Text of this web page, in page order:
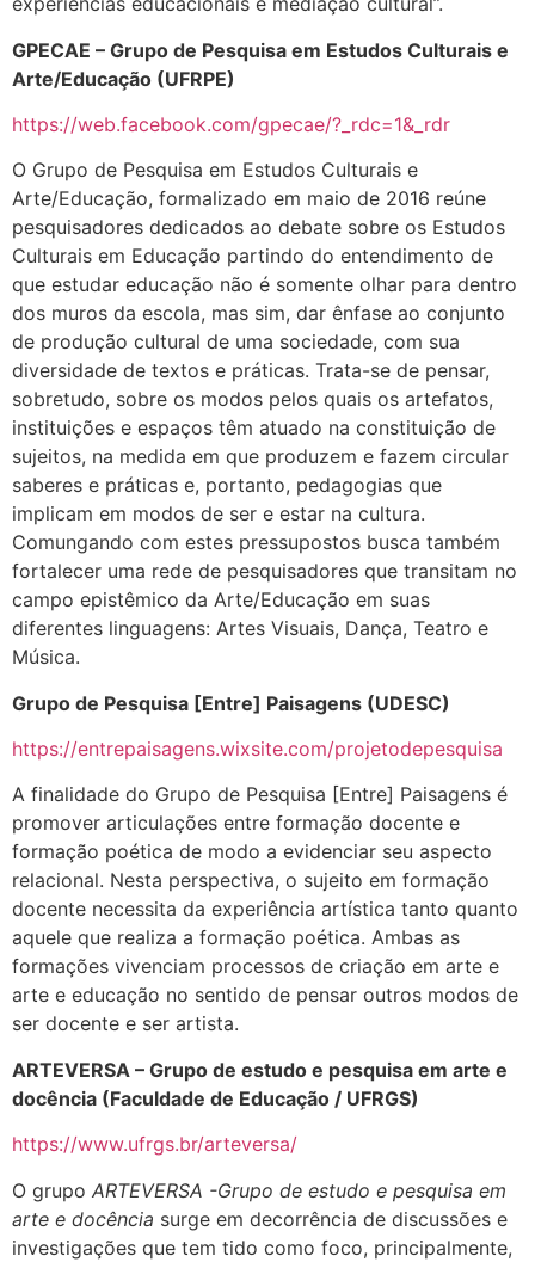
GPECAE – Grupo de Pesquisa em Estudos Culturais e
Arte/Educação (UFRPE)
https://web.facebook.com/gpecae/?_rdc=1&_rdr
O Grupo de Pesquisa em Estudos Culturais e
Arte/Educação, formalizado em maio de 2016 reúne
pesquisadores dedicados ao debate sobre os Estudos
Culturais em Educação partindo do entendimento de
que estudar educação não é somente olhar para dentro
dos muros da escola, mas sim, dar ênfase ao conjunto
de produção cultural de uma sociedade, com sua
diversidade de textos e práticas. Trata-se de pensar,
sobretudo, sobre os modos pelos quais os artefatos,
instituições e espaços têm atuado na constituição de
sujeitos, na medida em que produzem e fazem circular
saberes e práticas e, portanto, pedagogias que
implicam em modos de ser e estar na cultura.
Comungando com estes pressupostos busca também
fortalecer uma rede de pesquisadores que transitam no
campo epistêmico da Arte/Educação em suas
diferentes linguagens: Artes Visuais, Dança, Teatro e
Música.
Grupo de Pesquisa [Entre] Paisagens (UDESC)
https://entrepaisagens.wixsite.com/projetodepesquisa
A finalidade do Grupo de Pesquisa [Entre] Paisagens é
promover articulações entre formação docente e
formação poética de modo a evidenciar seu aspecto
relacional. Nesta perspectiva, o sujeito em formação
docente necessita da experiência artística tanto quanto
aquele que realiza a formação poética. Ambas as
formações vivenciam processos de criação em arte e
arte e educação no sentido de pensar outros modos de
ser docente e ser artista.
ARTEVERSA – Grupo de estudo e pesquisa em arte e
docência (Faculdade de Educação / UFRGS)
https://www.ufrgs.br/arteversa/
O grupo ARTEVERSA -Grupo de estudo e pesquisa em
arte e docência surge em decorrência de discussões e
investigações que tem tido como foco, principalmente,